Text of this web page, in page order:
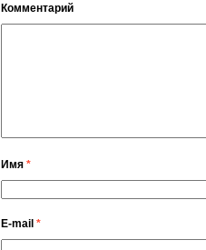
Комментарий
Имя *
E-mail *